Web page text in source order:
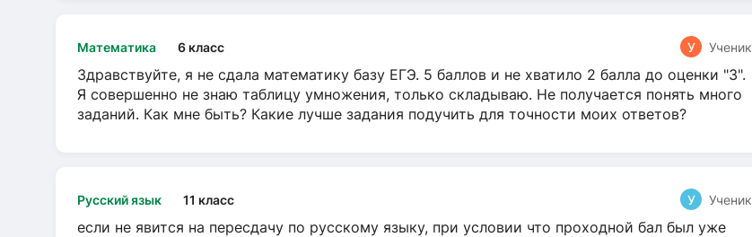
Математика 6 класс У Ученик
Здравствуйте, я не сдала математику базу ЕГЭ. 5 баллов и не хватило 2 балла до оценки "3".
Я совершенно не знаю таблицу умножения, только складываю. Не получается понять много
заданий. Как мне быть? Какие лучше задания подучить для точности моих ответов?
Русский язык 11 класс У Ученик
если не явится на пересдачу по русскому языку, при условии что проходной бал был уже